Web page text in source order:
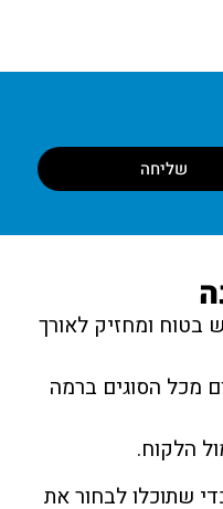
שליחה
בטוח ומחזיק לאורך
מכל הסוגים ברמה
הלקוח.
שתוכלו לבחור את